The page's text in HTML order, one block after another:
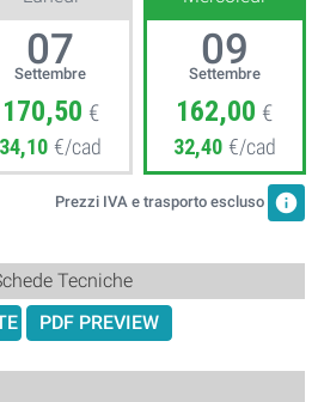
07
Settembre
170,50 €
34,10 €/cad
09
Settembre
162,00 €
32,40 €/cad
Prezzi IVA e trasporto escluso info
Tecniche
PDF PREVIEW